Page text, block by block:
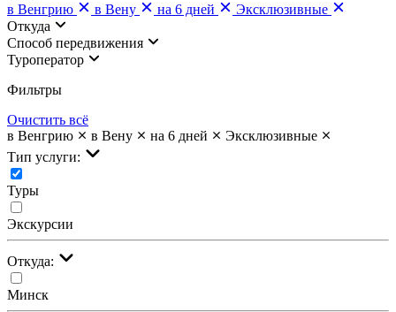
в Венгрию
в Вену на 6 дней
Эксклюзивные
Откуда
Cпособ передвижения
Туроператор
Фильтры
Очистить всё
в Венгрию
в Вену на 6 дней
Эксклюзивные
Тип услуги:
Туры
Экскурсии
Откуда:
Минск